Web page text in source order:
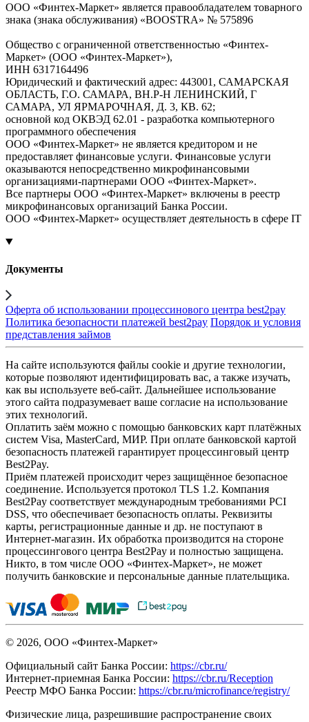
ООО «Финтех-Маркет» является правообладателем товарного
знака (знака обслуживания) «BOOSTRA» № 575896
Общество с ограниченной ответственностью «Финтех-
Маркет» (ООО «Финтех-Маркет»),
ИНН 6317164496
Юридический и фактический адрес: 443001, САМАРСКАЯ
ОБЛАСТЬ, Г.О. САМАРА, ВН.Р-Н ЛЕНИНСКИЙ, Г
САМАРА, УЛ ЯРМАРОЧНАЯ, Д. 3, КВ. 62;
основной код ОКВЭД 62.01 - разработка компьютерного
программного обеспечения
ООО «Финтех-Маркет» не является кредитором и не
предоставляет финансовые услуги. Финансовые услуги
оказываются непосредственно микрофинансовыми
организациями-партнерами ООО «Финтех-Маркет».
Все партнеры ООО «Финтех-Маркет» включены в реестр
микрофинансовых организаций Банка России.
ООО «Финтех-Маркет» осуществляет деятельность в сфере IT
Документы
Оферта об использовании процессинового центра best2pay
Политика безопасности платежей best2pay Порядок и условия
представления займов
На сайте используются файлы cookie и другие технологии,
которые позволяют идентифицировать вас, а также изучать,
как вы используете веб-сайт. Дальнейшее использование
этого сайта подразумевает ваше согласие на использование
этих технологий.
Оплатить заём можно с помощью банковских карт платёжных
систем Visa, MasterCard, МИР. При оплате банковской картой
безопасность платежей гарантирует процессинговый центр
Best2Pay.
Приём платежей происходит через защищённое безопасное
соединение. Используется протокол TLS 1.2. Компания
Best2Pay соответствует международным требованиями PCI
DSS, что обеспечивает безопасность оплаты. Реквизиты
карты, регистрационные данные и др. не поступают в
Интернет-магазин. Их обработка производится на стороне
процессингового центра Best2Pay и полностью защищена.
Никто, в том числе ООО «Финтех-Маркет», не может
получить банковские и персональные данные плательщика.
© 2026, ООО «Финтех-Маркет»
Официальный сайт Банка России: https://cbr.ru/
Интернет-приемная Банка России: https://cbr.ru/Reception
Реестр МФО Банка России: https://cbr.ru/microfinance/registry/
Физические лица, разрешившие распространение своих